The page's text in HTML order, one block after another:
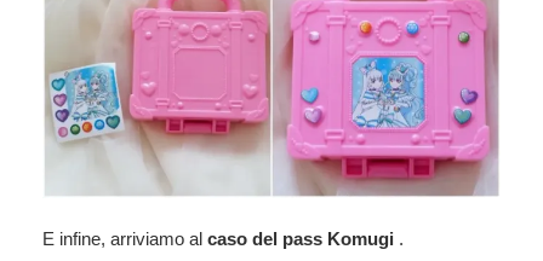
E infine, arriviamo al caso del pass Komugi .